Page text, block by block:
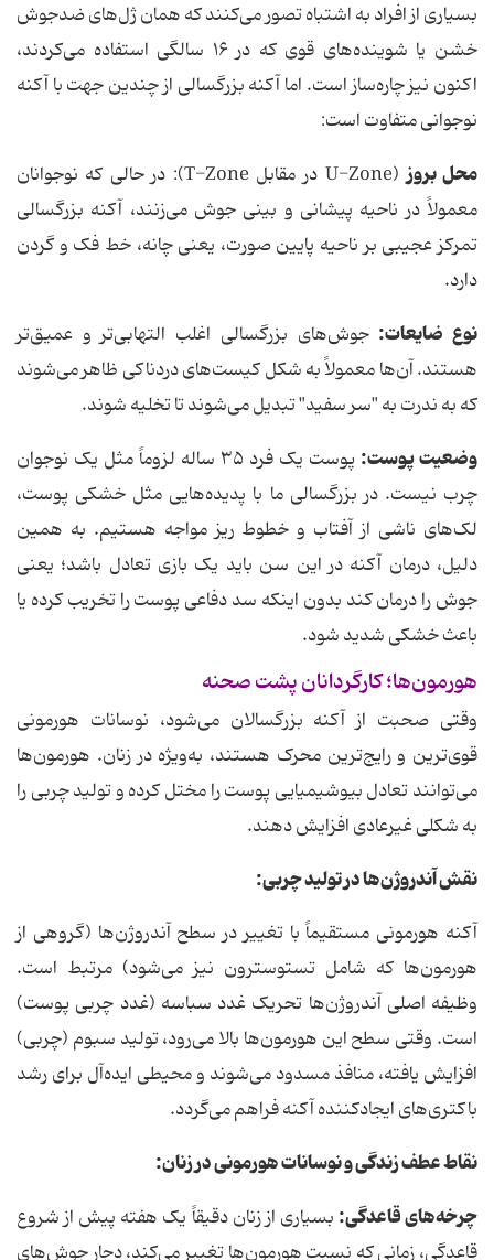
بسیاری از افراد به اشتباه تصور می‌کنند که همان ژل‌های ضدجوش
خشن یا شوینده‌های قوی که در ۱۶ سالگی استفاده می‌کردند،
اکنون نیز چاره‌ساز است. اما آکنه بزرگسالی از چندین جهت با آکنه
نوجوانی متفاوت است:
محل بروز
(U-Zone در مقابل T-Zone): در حالی که نوجوانان
معمولاً در ناحیه پیشانی و بینی جوش می‌زنند، آکنه بزرگسالی
تمرکز عجیبی بر ناحیه پایین صورت، یعنی چانه، خط فک و گردن
دارد.
نوع ضایعات: جوش‌های بزرگسالی اغلب التهابی‌تر و عمیق‌تر
هستند. آن‌ها معمولاً به شکل کیست‌های دردناکی ظاهر می‌شوند
که به ندرت به "سر سفید" تبدیل می‌شوند تا تخلیه شوند.
وضعیت پوست:
پوست یک فرد ۳۵ ساله لزوماً مثل یک نوجوان
چرب نیست. در بزرگسالی ما با پدیده‌هایی مثل خشکی پوست،
لک‌های ناشی از آفتاب و خطوط ریز مواجه هستیم. به همین
دلیل، درمان آکنه در این سن باید یک بازی تعادل باشد؛ یعنی
جوش را درمان کند بدون اینکه سد دفاعی پوست را تخریب کرده یا
باعث خشکی شدید شود.
هورمون‌ها؛ کارگردانان پشت صحنه
وقتی صحبت از آکنه بزرگسالان می‌شود، نوسانات هورمونی
قوی‌ترین و رایج‌ترین محرک هستند، به‌ویژه در زنان. هورمون‌ها
می‌توانند تعادل بیوشیمیایی پوست را مختل کرده و تولید چربی را
به شکلی غیرعادی افزایش دهند.
نقش آندروژن‌ها در تولید چربی:
آکنه هورمونی مستقیماً با تغییر در سطح آندروژن‌ها (گروهی از
هورمون‌ها که شامل تستوسترون نیز می‌شود) مرتبط است.
وظیفه اصلی آندروژن‌ها تحریک غدد سباسه (غدد چربی پوست)
است. وقتی سطح این هورمون‌ها بالا می‌رود، تولید سبوم (چربی)
افزایش یافته، منافذ مسدود می‌شوند و محیطی ایده‌آل برای رشد
باکتری‌های ایجادکننده آکنه فراهم می‌گردد.
نقاط عطف زندگی و نوسانات هورمونی در زنان:
چرخه‌های قاعدگی: بسیاری از زنان دقیقاً یک هفته پیش از شروع
قاعدگی، زمانی که نسبت هورمون‌ها تغییر می‌کند، دچار جوش‌های